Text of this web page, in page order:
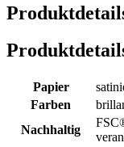
Papier
Farben
Nachhaltig